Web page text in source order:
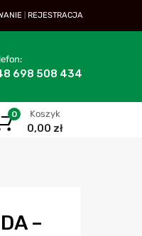
REJESTRACJA
698 508 434
Koszyk
0,00 zł
0
–